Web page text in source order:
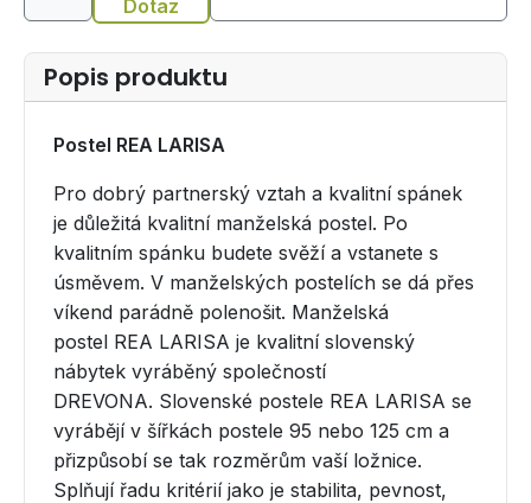
Dotaz
Popis produktu
Postel REA LARISA
Pro dobrý partnerský vztah a kvalitní spánek
je důležitá kvalitní manželská postel. Po
kvalitním spánku budete svěží a vstanete s
úsměvem. V manželských postelích se dá přes
víkend parádně polenošit. Manželská
postel REA LARISA je kvalitní slovenský
nábytek vyráběný společností
DREVONA. Slovenské postele REA LARISA se
vyrábějí v šířkách postele 95 nebo 125 cm a
přizpůsobí se tak rozměrům vaší ložnice.
Splňují řadu kritérií jako je stabilita, pevnost,